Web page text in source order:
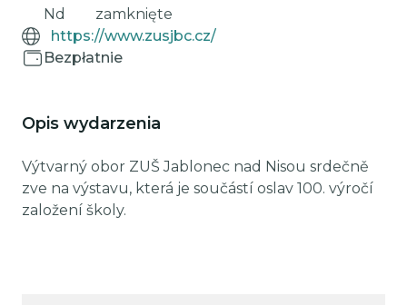
Nd
zamknięte
https://www.zusjbc.cz/
Bezpłatnie
Opis wydarzenia
Výtvarný obor ZUŠ Jablonec nad Nisou srdečně
zve na výstavu, která je součástí oslav 100. výročí
založení školy.